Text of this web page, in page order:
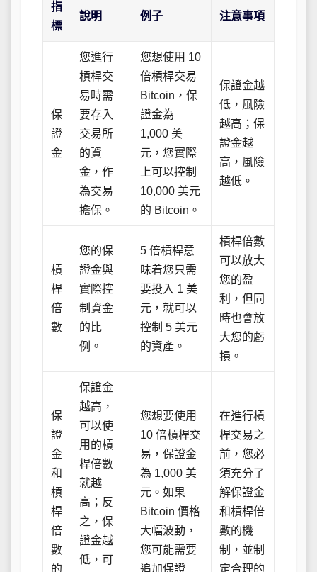
指
標
說明 例子 注意事項
保
證
金
您進行
槓桿交
易時需
要存入
交易所
的資
金，作
為交易
擔保。
您想使用 10
倍槓桿交易
Bitcoin，保
證金為
1,000 美
元，您實際
上可以控制
10,000 美元
的 Bitcoin。
保證金越
低，風險
越高；保
證金越
高，風險
越低。
槓
桿
倍
數
您的保
證金與
實際控
制資金
的比
例。
5 倍槓桿意
味着您只需
要投入 1 美
元，就可以
控制 5 美元
的資產。
槓桿倍數
可以放大
您的盈
利，但同
時也會放
大您的虧
損。
保
證
金
和
槓
桿
倍
數
的
保證金
越高，
可以使
用的槓
桿倍數
就越
高；反
之，保
證金越
低，可
您想要使用
10 倍槓桿交
易，保證金
為 1,000 美
元。如果
Bitcoin 價格
大幅波動，
您可能需要
追加保證
在進行槓
桿交易之
前，您必
須充分了
解保證金
和槓桿倍
數的機
制，並制
定合理的